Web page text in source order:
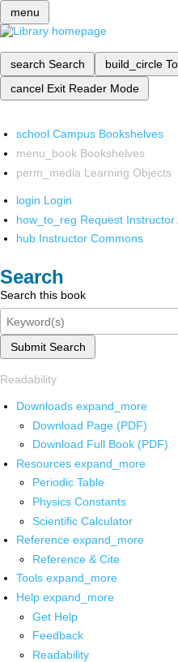
menu
search Search build_circle
cancel Exit Reader Mode
school Campus Bookshelves
menu_book Bookshelves
perm_media Learning Objects
login Login
how_to_reg Request Instructor
hub Instructor Commons
Search
Search this book
Submit Search
Readability
Downloads expand_more
Download Page (PDF)
Download Full Book (PDF)
Resources expand_more
Periodic Table
Physics Constants
Scientific Calculator
Reference expand_more
Reference & Cite
Tools expand_more
Help expand_more
Get Help
Feedback
Readability